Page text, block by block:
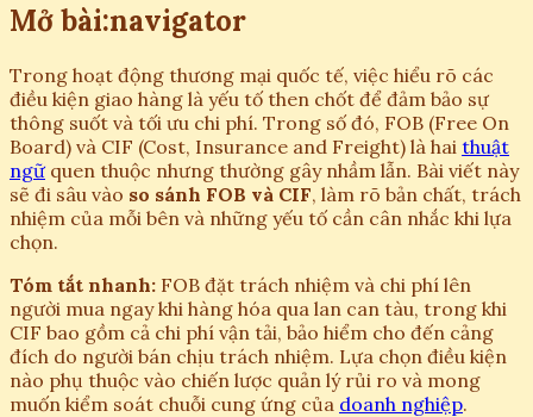
Mở bài:navigator
Trong hoạt động thương mại quốc tế, việc hiểu rõ các
điều kiện giao hàng là yếu tố then chốt để đảm bảo sự
thông suốt và tối ưu chi phí. Trong số đó, FOB (Free On
Board) và CIF (Cost, Insurance and Freight) là hai thuật
ngữquen thuộc nhưng thường gây nhầm lẫn. Bài viết này
sẽ đi sâu vào so sánh FOB và CIF, làm rõ bản chất, trách
nhiệm của mỗi bên và những yếu tố cần cân nhắc khi lựa
chọn.
Tóm tắt nhanh: FOB đặt trách nhiệm và chi phí lên
người mua ngay khi hàng hóa qua lan can tàu, trong khi
CIF bao gồm cả chi phí vận tải, bảo hiểm cho đến cảng
đích do người bán chịu trách nhiệm. Lựa chọn điều kiện
nào phụ thuộc vào chiến lược quản lý rủi ro và mong
muốn kiểm soát chuỗi cung ứng của doanh nghiệp.